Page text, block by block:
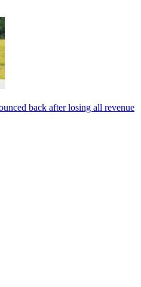
back after losing all revenue